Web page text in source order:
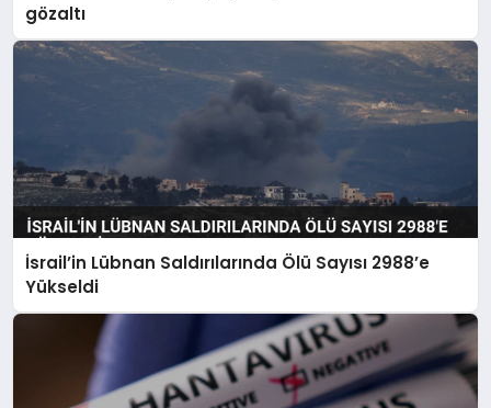
gözaltı
İsrail’in Lübnan Saldırılarında Ölü Sayısı 2988’e
Yükseldi